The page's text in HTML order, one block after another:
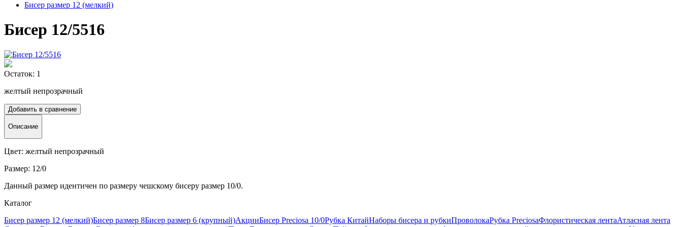
Бисер размер 12 (мелкий)
Бисер 12/5516
Остаток: 1
желтый непрозрачный
Добавить в сравнение
Описание
Цвет: желтый непрозрачный
Размер: 12/0
Данный размер идентичен по размеру чешскому бисеру размер 10/0.
Каталог
Бисер размер 12 (мелкий)Бисер размер 8Бисер размер 6 (крупный)АкцииБисер Preciosa 10/0Рубка КитайНаборы бисера и рубкиПроволокаРубка PreciosaФлористическая лентаАтласная лента